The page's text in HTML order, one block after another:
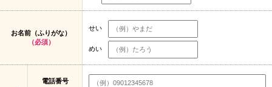
お名前（ふりがな）
（必須）
せい
めい
電話番号